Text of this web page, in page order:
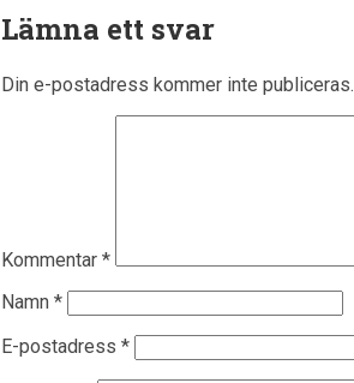
Lämna ett svar
Din e-postadress kommer inte publiceras.
Kommentar *
Namn *
E-postadress *